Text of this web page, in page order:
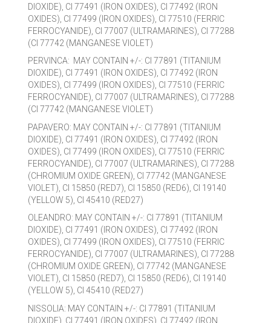
DIOXIDE), CI 77491 (IRON OXIDES), CI 77492 (IRON
OXIDES), CI 77499 (IRON OXIDES), CI 77510 (FERRIC
FERROCYANIDE), CI 77007 (ULTRAMARINES), CI 77288
(CI 77742 (MANGANESE VIOLET)
PERVINCA: MAY CONTAIN +/-: CI 77891 (TITANIUM
DIOXIDE), CI 77491 (IRON OXIDES), CI 77492 (IRON
OXIDES), CI 77499 (IRON OXIDES), CI 77510 (FERRIC
FERROCYANIDE), CI 77007 (ULTRAMARINES), CI 77288
(CI 77742 (MANGANESE VIOLET)
PAPAVERO: MAY CONTAIN +/-: CI 77891 (TITANIUM
DIOXIDE), CI 77491 (IRON OXIDES), CI 77492 (IRON
OXIDES), CI 77499 (IRON OXIDES), CI 77510 (FERRIC
FERROCYANIDE), CI 77007 (ULTRAMARINES), CI 77288
(CHROMIUM OXIDE GREEN), CI 77742 (MANGANESE
VIOLET), CI 15850 (RED7), CI 15850 (RED6), CI 19140
(YELLOW 5), CI 45410 (RED27)
OLEANDRO: MAY CONTAIN +/-: CI 77891 (TITANIUM
DIOXIDE), CI 77491 (IRON OXIDES), CI 77492 (IRON
OXIDES), CI 77499 (IRON OXIDES), CI 77510 (FERRIC
FERROCYANIDE), CI 77007 (ULTRAMARINES), CI 77288
(CHROMIUM OXIDE GREEN), CI 77742 (MANGANESE
VIOLET), CI 15850 (RED7), CI 15850 (RED6), CI 19140
(YELLOW 5), CI 45410 (RED27)
NISSOLIA: MAY CONTAIN +/-: CI 77891 (TITANIUM
DIOXIDE), CI 77491 (IRON OXIDES), CI 77492 (IRON